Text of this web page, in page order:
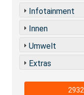
Infotainment
Innen
Umwelt
Extras
2932